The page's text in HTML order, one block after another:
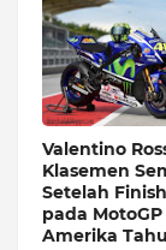
Valentino
Klasemen
Setelah
pada
Amerika